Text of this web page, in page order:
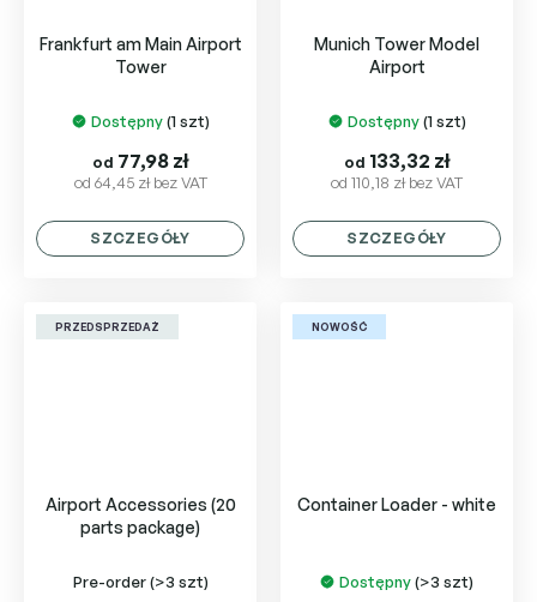
Frankfurt am Main Airport
Tower
Dostępny(1 szt)
od 64,45 zł bez VAT
od 77,98 zł
SZCZEGÓŁY
Munich Tower Model
Airport
Dostępny(1 szt)
od 110,18 zł bez VAT
od 133,32 zł
SZCZEGÓŁY
PRZEDSPRZEDAŻ
Airport Accessories (20
parts package)
Pre-order(>3 szt)
NOWOŚĆ
Container Loader - white
Dostępny(>3 szt)